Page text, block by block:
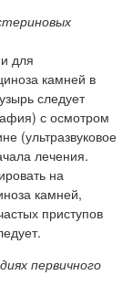
для
камней в
следует
с осмотром
(ультразвуковое
лечения.
на
камней,
приступов
первичного